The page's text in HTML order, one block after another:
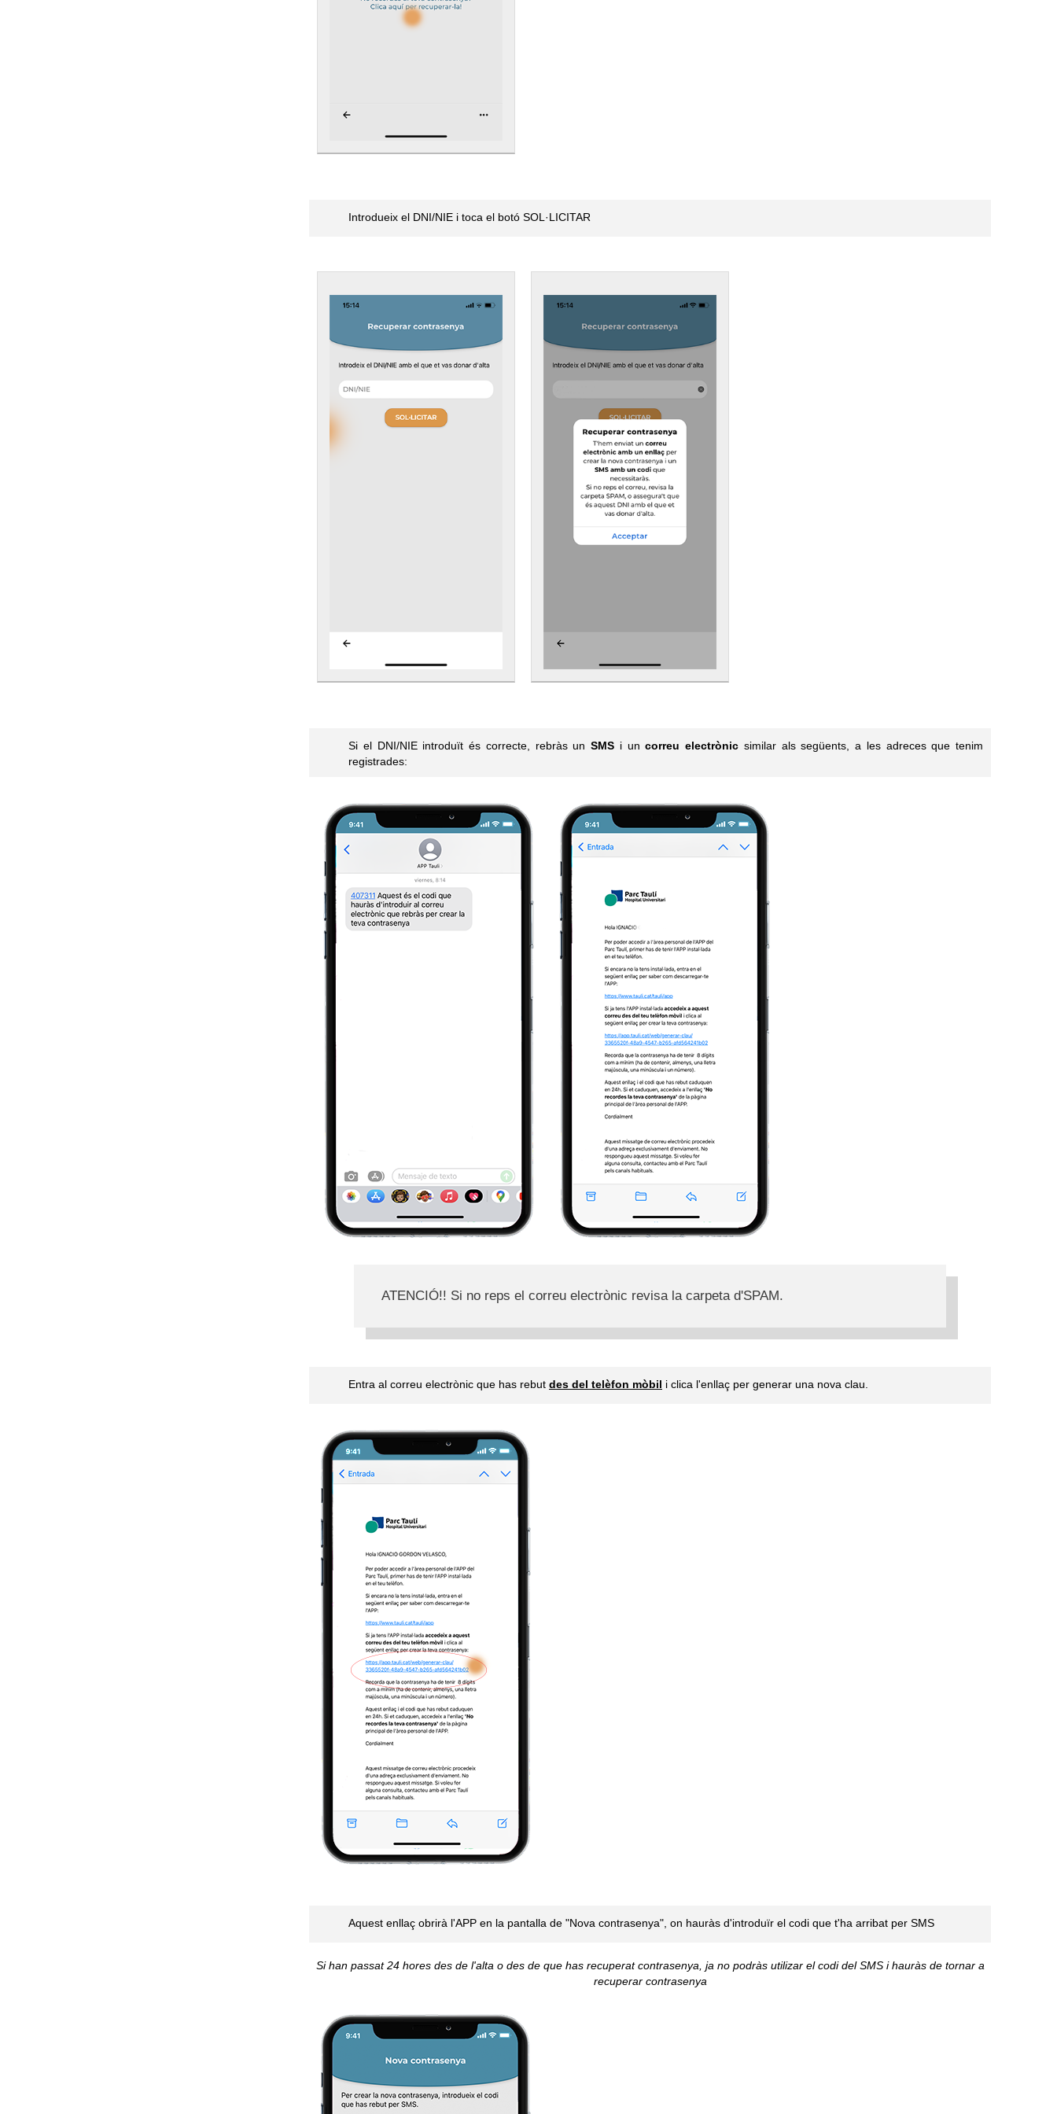
Introdueix el DNI/NIE i toca el botó SOL·LICITAR
Si el DNI/NIE introduït és correcte, rebràs un SMS i uncorreu electrònic similar als següents, a les adreces que tenim
registrades:
ATENCIÓ!! Si no reps el correu electrònic revisa la carpeta d'SPAM.
Entra al correu electrònic que has rebut des del telèfon mòbil i clica l'enllaç per generar una nova clau.
Aquest enllaç obrirà l'APP en la pantalla de "Nova contrasenya", on hauràs d'introduïr el codi que t'ha arribat per SMS
Si han passat 24 hores des de l'alta o des de que has recuperat contrasenya, ja no podràs utilizar el codi del SMS i hauràs de tornar a
recuperar contrasenya